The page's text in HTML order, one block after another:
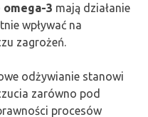
omega-3 mają działanie
wpływać na
zagrożeń.
odżywianie stanowi
zarówno pod
procesów